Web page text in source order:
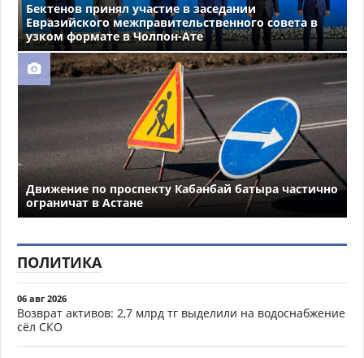
Бектенов принял участие в заседании
Евразийского межправительственного совета в
узком формате в Чолпон-Ате
Движение по проспекту Кабанбай батыра частично
ограничат в Астане
ПОЛИТИКА
06 авг 2026
Возврат активов: 2,7 млрд тг выделили на водоснабжение
сёл СКО